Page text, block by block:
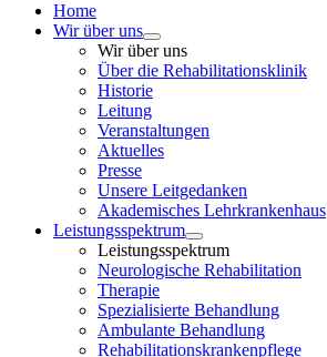
Home
Wir über uns
Wir über uns
Über die Rehabilitationsklinik
Historie
Leitung
Veranstaltungen
Aktuelles
Presse
Unsere Leitgedanken
Akademisches Lehrkrankenhaus
Leistungsspektrum
Leistungsspektrum
Neurologische Rehabilitation
Therapie
Spezialisierte Behandlung
Ambulante Behandlung
Rehabilitationskrankenpflege